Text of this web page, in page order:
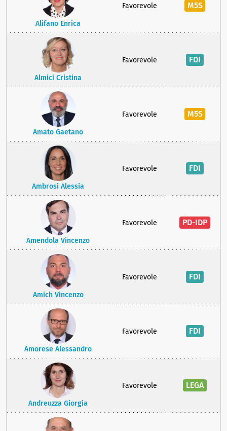
Alifano Enrica
Favorevole M5S
Almici Cristina
Favorevole FDI
Amato Gaetano
Favorevole M5S
Ambrosi Alessia
Favorevole FDI
Amendola Vincenzo
Favorevole PD-IDP
Amich Vincenzo
Favorevole FDI
Amorese Alessandro
Favorevole FDI
Andreuzza Giorgia
Favorevole LEGA